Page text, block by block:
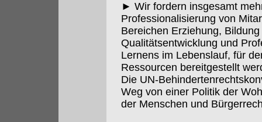
► Wir fordern insgesamt
Professionalisierung von
Bereichen Erziehung,
Qualitätsentwicklung und
Lernens im Lebenslauf, für
Ressourcen bereitgestellt
Die UN-
Weg von einer Politik der
der Menschen und